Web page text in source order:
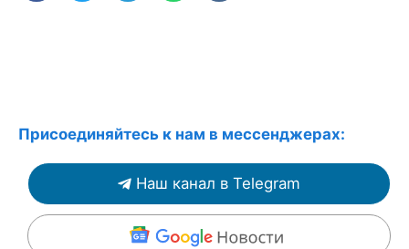
Присоединяйтесь к нам в мессенджерах:
Наш канал в Telegram